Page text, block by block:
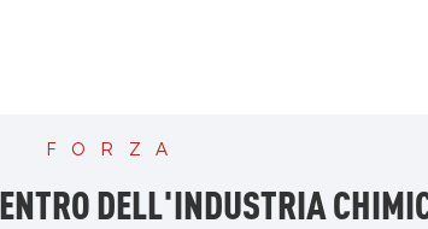
FORZA
DELL'INDUSTRIA